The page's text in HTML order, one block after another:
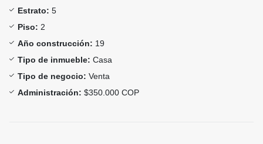
Estrato: 5
Piso: 2
Año construcción: 19
Tipo de inmueble: Casa
Tipo de negocio: Venta
Administración: $350.000 COP